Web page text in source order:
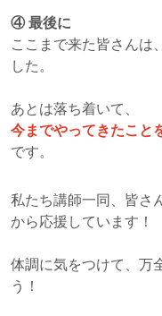
④最後に
ここまで来た皆さんは
した。
あとは落ち着いて、
今までやってきたこと
です。
私たち講師一同、皆さ
から応援しています！
体調に気をつけて、万
う！